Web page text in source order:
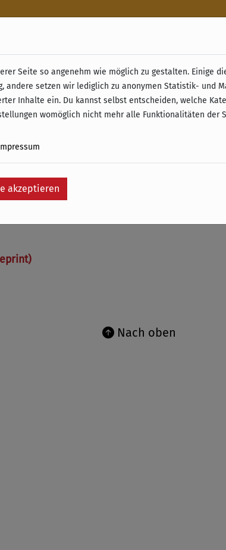
Deutschlands) 30
Nach oben
Seite so angenehm wie möglich zu gestalten. Einige
setzen wir lediglich zu anonymen Statistik- und
Inhalte ein. Du kannst selbst entscheiden, welche
womöglich nicht mehr alle Funktionalitäten der
akzeptieren